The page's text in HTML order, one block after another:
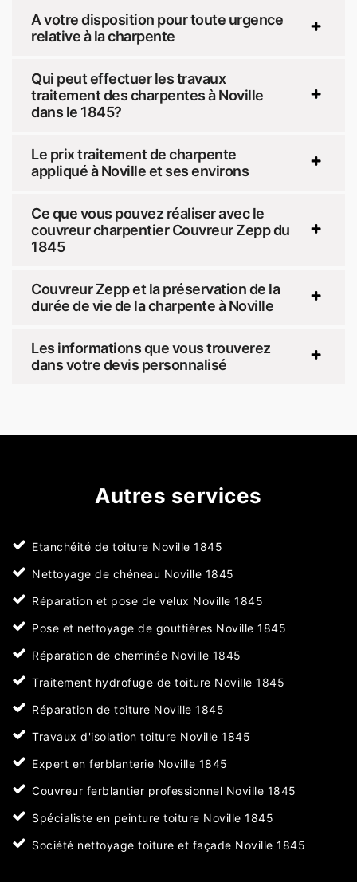
A votre disposition pour toute urgence
relative à la charpente
Qui peut effectuer les travaux
traitement des charpentes à Noville
dans le 1845?
Le prix traitement de charpente
appliqué à Noville et ses environs
Ce que vous pouvez réaliser avec le
couvreur charpentier Couvreur Zepp du
1845
Couvreur Zepp et la préservation de la
durée de vie de la charpente à Noville
Les informations que vous trouverez
dans votre devis personnalisé
Autres services
Etanchéité de toiture Noville 1845
Nettoyage de chéneau Noville 1845
Réparation et pose de velux Noville 1845
Pose et nettoyage de gouttières Noville 1845
Réparation de cheminée Noville 1845
Traitement hydrofuge de toiture Noville 1845
Réparation de toiture Noville 1845
Travaux d'isolation toiture Noville 1845
Expert en ferblanterie Noville 1845
Couvreur ferblantier professionnel Noville 1845
Spécialiste en peinture toiture Noville 1845
Société nettoyage toiture et façade Noville 1845